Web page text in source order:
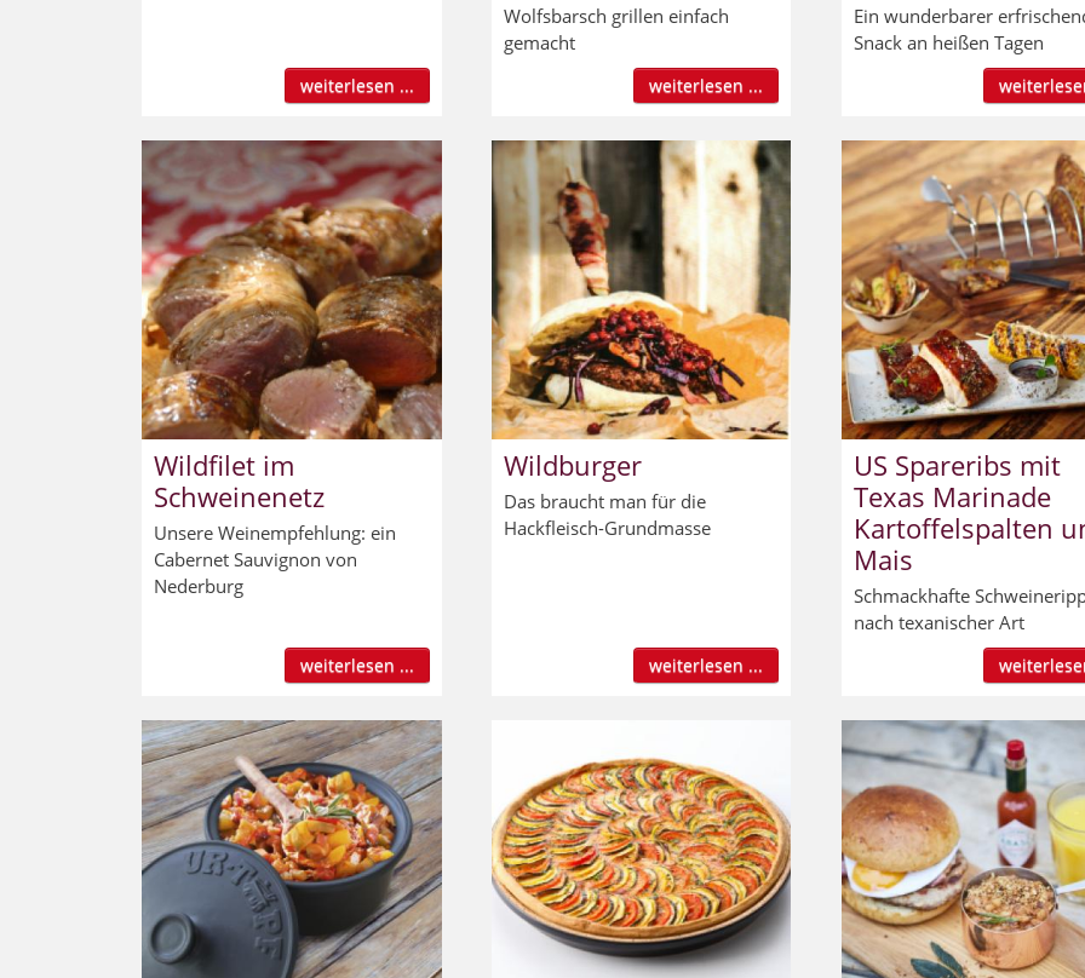
weiterlesen ...
Wolfsbarsch grillen einfach
gemacht
weiterlesen ...
Ein wunderbarer
Snack an heißen Tagen
Wildfilet im
Schweinenetz
Unsere Weinempfehlung: ein
Cabernet Sauvignon von
Nederburg
weiterlesen ...
Wildburger
Das braucht man für die
Hackfleisch-Grundmasse
weiterlesen ...
US Spareribs mit
Texas Marinade
Kartoffelspalten
Mais
Schmackhafte
nach texanischer Art